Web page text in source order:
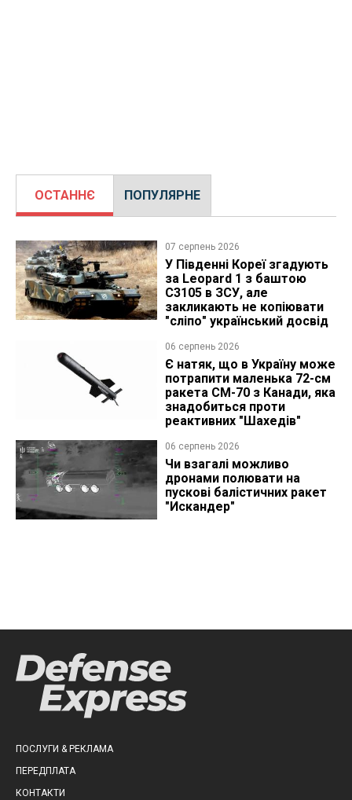
ОСТАННЄ ПОПУЛЯРНЕ
07 серпень 2026
У Південні Кореї згадують
за Leopard 1 з баштою
C3105 в ЗСУ, але
закликають не копіювати
"сліпо" український досвід
06 серпень 2026
Є натяк, що в Україну може
потрапити маленька 72-см
ракета CM-70 з Канади, яка
знадобиться проти
реактивних "Шахедів"
06 серпень 2026
Чи взагалі можливо
дронами полювати на
пускові балістичних ракет
"Искандер"
ПОСЛУГИ & РЕКЛАМА
ПЕРЕДПЛАТА
КОНТАКТИ